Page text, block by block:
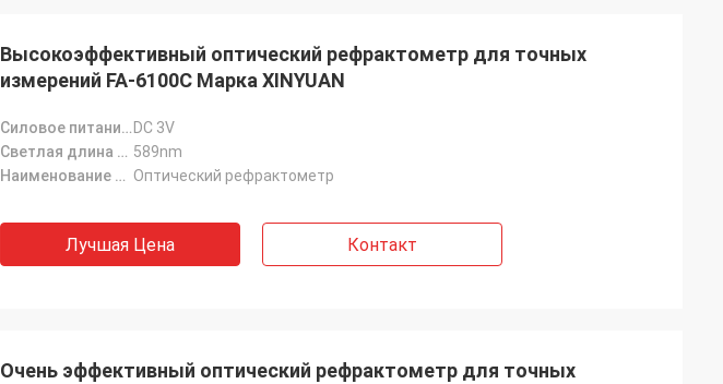
Высокоэффективный оптический рефрактометр для точных
измерений FA-6100C Марка XINYUAN
Силовое питание: DC 3V
Светлая длина волны: 589nm
Наименование продукта: Оптический рефрактометр
Лучшая Цена Контакт
Очень эффективный оптический рефрактометр для точных